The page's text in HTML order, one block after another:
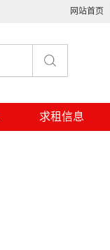
网站首页
求租信息